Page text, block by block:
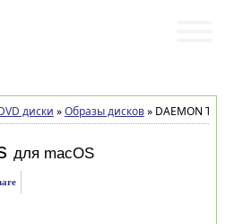
диски »Образы дисков»DAEMON
для macOS